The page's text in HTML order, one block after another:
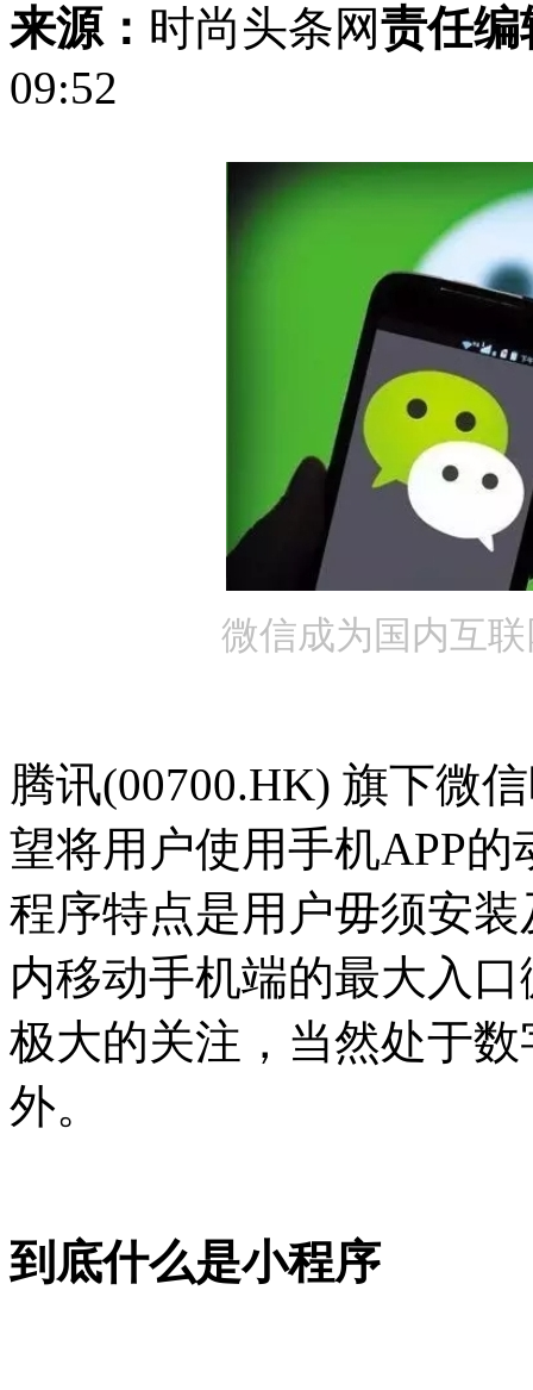
来源： 时尚头条网责任编
09:52
微信成为国内互
腾讯(00700.HK) 旗下微
望将用户使用手机APP
程序特点是用户毋须安
内移动手机端的最大入
极大的关注，当然处于
外。
到底什么是小程序